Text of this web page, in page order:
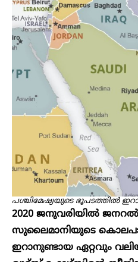
പശ്ചിമേഷ്യയുടെ ഭൂപടത്തിൽ
2020 ജനുവരിയിൽ ജനറൽ
സുലൈമാനിയുടെ
ഇറാനുണ്ടായ ഏറ്റവും